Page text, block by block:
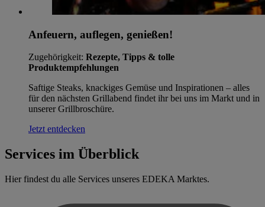
Anfeuern, auflegen, genießen!
Zugehörigkeit: Rezepte, Tipps & tolle
Produktempfehlungen
Saftige Steaks, knackiges Gemüse und Inspirationen – alles
für den nächsten Grillabend findet ihr bei uns im Markt und in
unserer Grillbroschüre.
Jetzt entdecken
Services im Überblick
Hier findest du alle Services unseres EDEKA Marktes.